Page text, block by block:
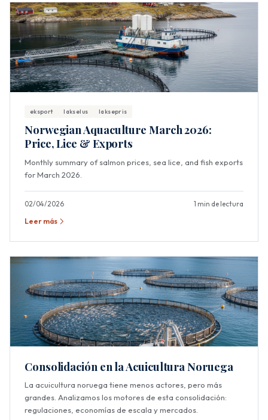
eksport lakselus laksepris
Norwegian Aquaculture March 2026:
Price, Lice & Exports
Monthly summary of salmon prices, sea lice, and fish exports
for March 2026.
02/04/2026
1 min de lectura
Leer más
Consolidación en la Acuicultura Noruega
La acuicultura noruega tiene menos actores, pero más
grandes. Analizamos los motores de esta consolidación:
regulaciones, economías de escala y mercados.